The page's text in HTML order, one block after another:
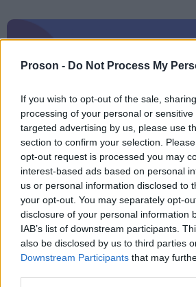
Proson - Do Not Process My
If you wish to opt-out of the sale,
processing of your personal or
targeted advertising by us, please use
section to confirm your selection.
opt-out request is processed you may
interest-based ads based on personal
us or personal information disclosed to
your opt-out. You may separately opt-
disclosure of your personal information
IAB’s list of downstream participants.
also be disclosed by us to third parties
Downstream Participants that may
Πιστοποίηση
μέρες
Μάθε πρώτος όλες τις
ειδήσεις.
Βάλε το proson.gr στα
αναζήτησης της Google